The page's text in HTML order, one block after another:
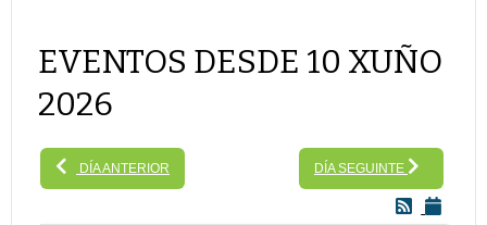
EVENTOS DESDE 10 XUÑO
2026
DÍA ANTERIOR DÍA SEGUINTE